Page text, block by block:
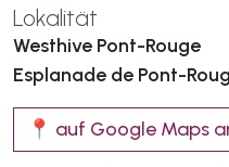
Lokalität
Westhive Pont-Rouge
Esplanade de Pont-
📍 auf Google Maps